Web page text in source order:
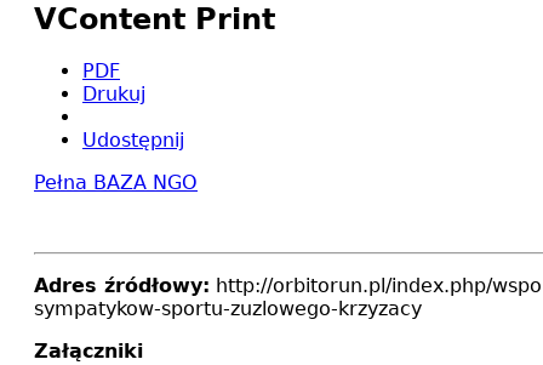
VContent Print
PDF
Drukuj
Udostępnij
Pełna BAZA NGO
Adres źródłowy: http://orbitorun.pl/index.php/
sympatykow-sportu-zuzlowego-krzyzacy
Załączniki